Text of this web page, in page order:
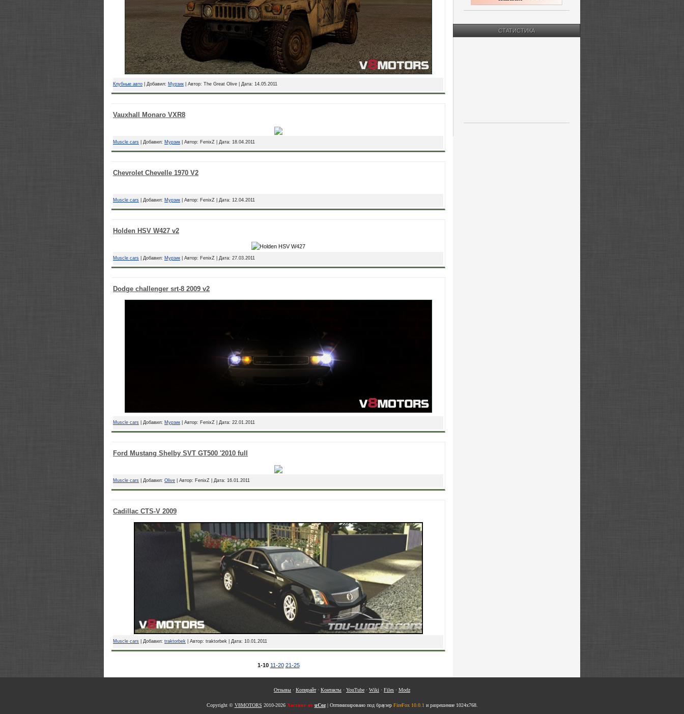
Клубные авто | Добавил: Мурзик | Автор: The Great Olive | Дата: 14.05.2011
Vauxhall Monaro VXR8
Muscle cars | Добавил: Мурзик | Автор: FenixZ | Дата: 18.04.2011
Chevrolet Chevelle 1970 V2
Muscle cars | Добавил: Мурзик | Автор: FenixZ | Дата: 12.04.2011
Holden HSV W427 v2
Muscle cars | Добавил: Мурзик | Автор: FenixZ | Дата: 27.03.2011
Dodge challenger srt-8 2009 v2
Muscle cars | Добавил: Мурзик | Автор: FenixZ | Дата: 22.01.2011
Ford Mustang Shelby SVT GT500 '2010 full
Muscle cars | Добавил: Olive | Автор: FenixZ | Дата: 16.01.2011
Cadillac CTS-V 2009
Muscle cars | Добавил: traktorbek | Автор: traktorbek | Дата: 10.01.2011
1-10 11-20 21-25
СТАТИСТИКА
Отзывы · Копирайт· Контакты · YouTube · Wiki · Files · Modz
Copyright © V8MOTORS 2010-2026 Хостинг от uCoz| Оптимизировано под браузер FireFox 10.0.1 и разрешение 1024х768.